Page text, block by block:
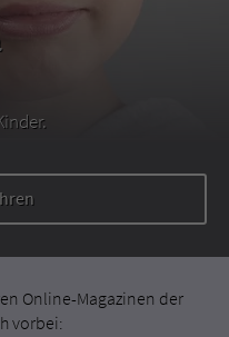
Online-Magazinen der
vorbei: